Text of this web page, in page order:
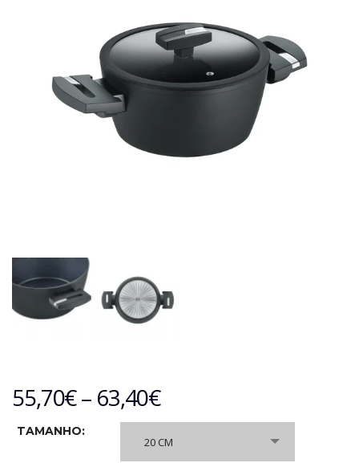
55,70€– 63,40€
TAMANHO:
20 CM